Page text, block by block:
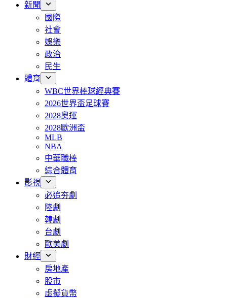
新聞
國際
社會
娛樂
政治
民生
體育
WBC世界棒球經典賽
2026世界盃足球賽
2028奧運
2028歐洲盃
MLB
NBA
中華職棒
綜合體育
影視
必追夯劇
陸劇
韓劇
台劇
歐美劇
財經
房地產
股市
虛擬貨幣